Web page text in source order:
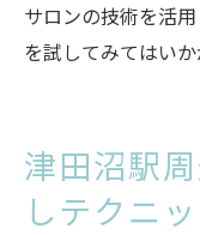
サロンの技術を活
を試してみてはいか
津田沼駅
しテクニ